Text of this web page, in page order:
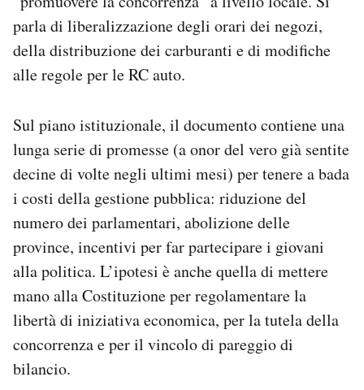
parla di liberalizzazione degli orari dei negozi,
della distribuzione dei carburanti e di modifiche
alle regole per le RC auto.
Sul piano istituzionale, il documento contiene una
lunga serie di promesse (a onor del vero già sentite
decine di volte negli ultimi mesi) per tenere a bada
i costi della gestione pubblica: riduzione del
numero dei parlamentari, abolizione delle
province, incentivi per far partecipare i giovani
alla politica. L’ipotesi è anche quella di mettere
mano alla Costituzione per regolamentare la
libertà di iniziativa economica, per la tutela della
concorrenza e per il vincolo di pareggio di
bilancio.